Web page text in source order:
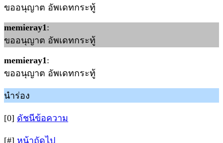
ขออนุญาต อัพเดทกระทู้
memieray1:
ขออนุญาต อัพเดทกระทู้
memieray1:
ขออนุญาต อัพเดทกระทู้
นำร่อง
[0] ดัชนีข้อความ
[#] หน้าถัดไป